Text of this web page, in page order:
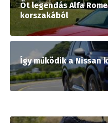
Öt legendás Alfa
korszakából
Így működik a Nissan